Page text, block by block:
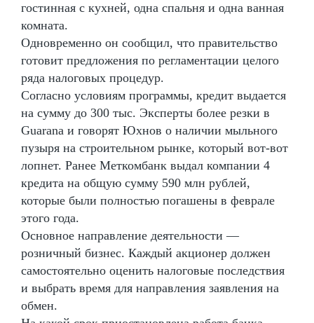
гостинная с кухней, одна спальня и одна ванная
комната.
Одновременно он сообщил, что правительство
готовит предложения по регламентации целого
ряда налоговых процедур.
Согласно условиям программы, кредит выдается
на сумму до 300 тыс. Эксперты более резки в
Guarana и говорят Юхнов о наличии мыльного
пузыря на строительном рынке, который вот-вот
лопнет. Ранее Меткомбанк выдал компании 4
кредита на общую сумму 590 млн рублей,
которые были полностью погашены в феврале
этого года.
Основное направление деятельности —
розничный бизнес. Каждый акционер должен
самостоятельно оценить налоговые последствия
и выбрать время для направления заявления на
обмен.